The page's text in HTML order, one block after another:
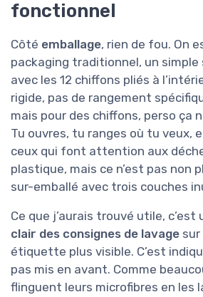
fonctionnel
Côté emballage, rien de fou. On
packaging traditionnel, un
avec les 12 chiffons pliés à
rigide, pas de rangement
mais pour des chiffons, perso ça
Tu ouvres, tu ranges où tu veux,
ceux qui font attention aux
plastique, mais ce n’est pas non
sur-emballé avec trois couches
Ce que j’aurais trouvé utile, c’est
clair des consignes de lavage
étiquette plus visible. C’est
pas mis en avant. Comme
flinguent leurs microfibres en les